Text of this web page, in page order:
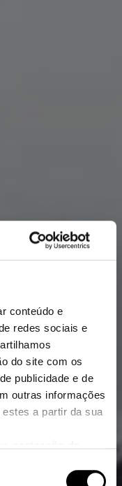
conteúdo e
redes sociais e
do site com os
publicidade e de
outras informações
a partir da sua